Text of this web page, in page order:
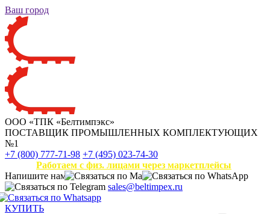
Ваш город
ООО «ТПК «Белтимпэкс»
ПОСТАВЩИК ПРОМЫШЛЕННЫХ КОМПЛЕКТУЮЩИХ
№1
+7 (800) 777-71-98 +7 (495) 023-74-30
Работаем с физ. лицами через маркетплейсы
Напишите нам
sales@beltimpex.ru
КУПИТЬ